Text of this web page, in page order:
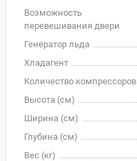
Возможность
перевешивания двери
Генератор льда
Хладагент
Количество компрессоров
Высота (см)
Ширина (см)
Глубина (см)
Вес (кг)